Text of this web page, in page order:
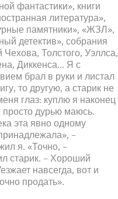
фантастики», книги
литература»,
памятники», «ЖЗЛ»,
детектив», собрания
Чехова, Толстого, Уэллса,
Диккенса… Я с
брал в руки и листал
то другую, а старик не
глаз: куплю я наконец
просто дурью маюсь.
эта явно одному
–
я. «Точно, –
старик. – Хороший
навсегда, вот и
продать».